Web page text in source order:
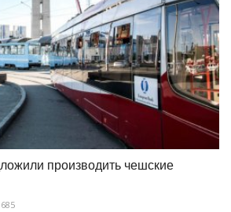
производить чешские
685